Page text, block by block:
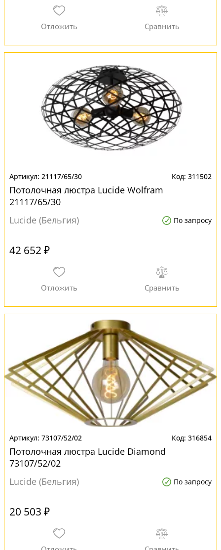
21117/65/30 311502
Потолочная люстра Lucide Wolfram
21117/65/30
Lucide (Бельгия)
По запросу
42 652 ₽
73107/52/02 316854
Потолочная люстра Lucide Diamond
73107/52/02
Lucide (Бельгия)
По запросу
20 503 ₽